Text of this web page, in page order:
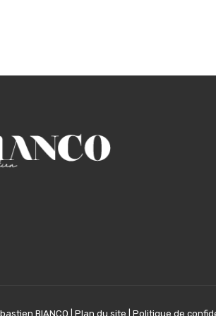
BIANCO | Plan du site Politique de